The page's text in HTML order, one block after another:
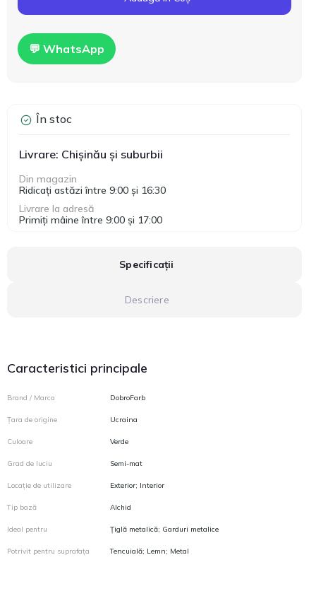
💬 WhatsApp
În stoc
Livrare: Chișinău și suburbii
Din magazin
Ridicați astăzi între 9:00 și 16:30
Livrare la adresă
Primiți mâine între 9:00 și 17:00
Specificații
Descriere
Caracteristici principale
Brand / Marca DobroFarb
Țara de origine Ucraina
Culoare Verde
Grad de luciu Semi-mat
Locație de utilizare Exterior; Interior
Tip bază Alchid
Ideal pentru Țiglă metalică; Garduri metalice
Potrivit pentru suprafața Tencuială; Lemn; Metal